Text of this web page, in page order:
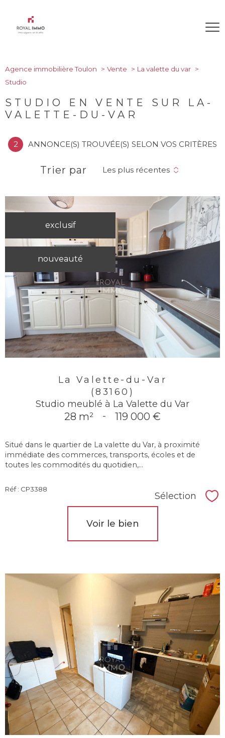
Agence immobilière Toulon Vente
La valette du var
Studio
STUDIO EN VENTE SUR LA-
VALETTE-DU-VAR
2 ANNONCE(S) TROUVÉE(S) SELON VOS CRITÈRES
Trier par Les plus récentes
exclusif
nouveauté
La Valette-du-Var
(83160)
Studio meublé à La Valette du Var
28 m² - 119 000 €
Situé dans le quartier de La valette du Var, à proximité
immédiate des commerces, transports, écoles et de
toutes les commodités du quotidien,...
Réf : CP3388
Sélection
Voir le bien